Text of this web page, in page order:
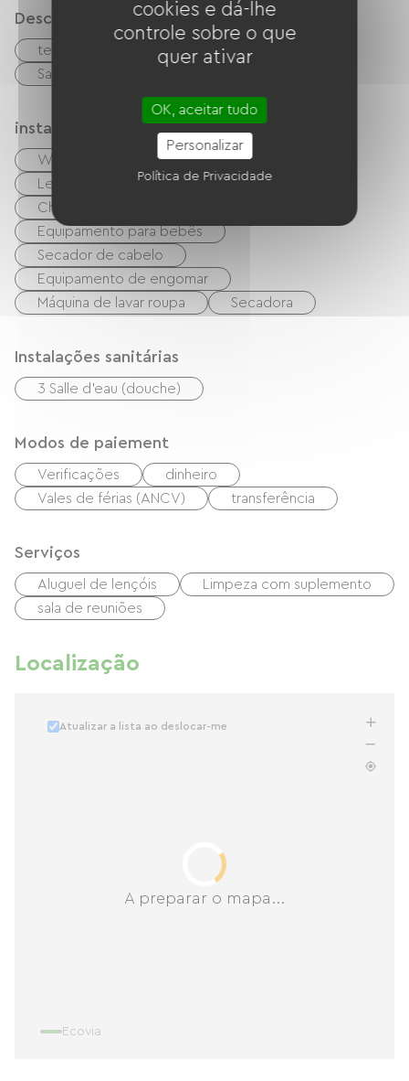
de 145x195cm. 3 casas de banho (com duche). A
casa pode ser dividida em duas partes: Casa
para 6 pessoas (100m² com 3 quartos) Casa para
4 pessoas (70m² com 2 quartos)
Descrição
terraço
terreno privado fechado
Sala de estar/Sala de TV
instalações
Wi-Fi grátis TV
TNT
Leitor de DVD
Sistema de som Hi-Fi
Churrasco
Equipamento para bebês
Secador de cabelo
Equipamento de engomar
Máquina de lavar roupa
Secadora
Instalações sanitárias
3 Salle d'eau (douche)
Modos de paiement
Verificações
dinheiro
Vales de férias (ANCV)
transferência
Serviços
Aluguel de lençóis
Limpeza com suplemento
sala de reuniões
Localização
A preparar o mapa...
Atualizar a lista ao deslocar-me
Ecovia
cookies e dá-lhe
controle sobre o que
quer ativar
OK, aceitar tudo
Personalizar
Política de Privacidade